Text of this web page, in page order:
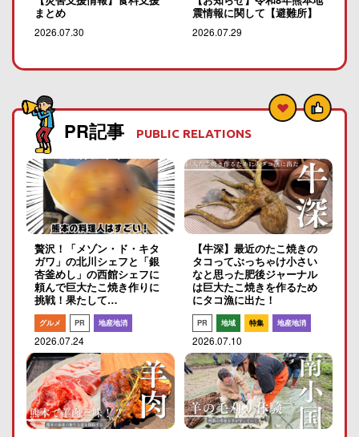
まとめ
2026.07.30
震情報に関して【避難所】
2026.07.29
PR記事 PUBLIC RELATIONS
贅沢！「メゾン・ド・キタ
ガワ」の北川シェフと「銀
杏釜めし」の西館シェフに
頼んで巨大たこ焼き作りに
挑戦！果たして…
グルメ PR 地産地消
2026.07.24
【牛深】最近のたこ焼きの
タコってぶっちゃけ小さい
なと思った肥後ジャーナル
は巨大たこ焼きを作るため
にタコ漁に出た！
PR 地域 特集 地産地消
2026.07.10